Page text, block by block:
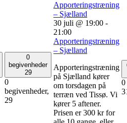
0
begivenheder
29
0
begivenheder,
29
Apporteringstræning
– Sjælland
30 juli @ 19:00 -
21:00
Apporteringstræning
– Sjælland
Apporteringstræning
på Sjælland kører
om torsdagen på
terræn ved Tissø. Vi
kører 5 aftener.
Prisen er 300 kr for
0